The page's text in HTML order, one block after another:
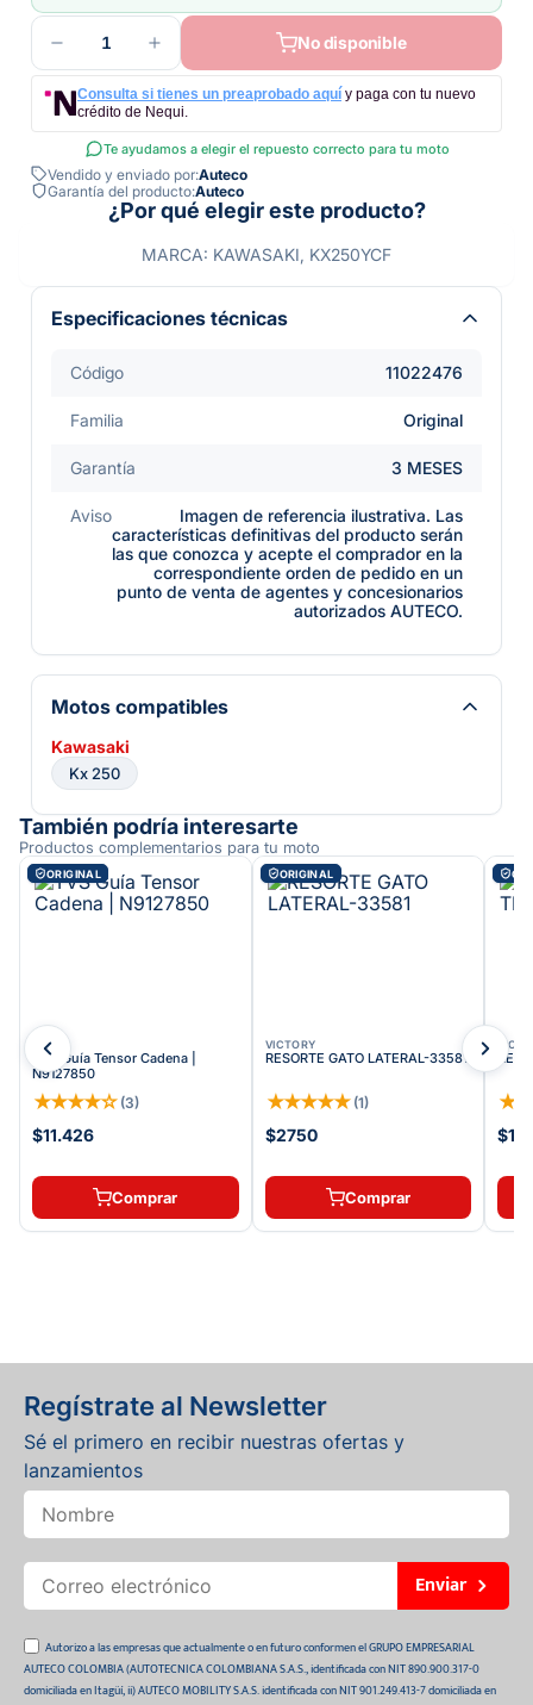
1 No disponible
Consulta si tienes un preaprobado aquí y paga con tu nuevo
crédito de Nequi.
Te ayudamos a elegir el repuesto correcto para tu moto
Vendido y enviado por:Auteco
Garantía del producto:Auteco
¿Por qué elegir este producto?
MARCA: KAWASAKI, KX250YCF
Especificaciones técnicas
Código 11022476
Familia Original
Garantía 3 MESES
Aviso
Imagen de referencia ilustrativa. Las
características definitivas del producto serán
las que conozca y acepte el comprador en la
correspondiente orden de pedido en un
punto de venta de agentes y concesionarios
autorizados AUTECO.
Motos compatibles
Kawasaki
Kx 250
También podría interesarte
Productos complementarios para tu moto
ORIGINAL
TVS
TVS Guía Tensor Cadena |
N9127850
★★★★☆ (3)
$11.426
Comprar
ORIGINAL
VICTORY
RESORTE GATO LATERAL-33581
★★★★★ (1)
$2750
Comprar
★
Regístrate al Newsletter
Sé el primero en recibir nuestras ofertas y
lanzamientos
Enviar
Autorizo a las empresas que actualmente o en futuro conformen el GRUPO EMPRESARIAL
AUTECO COLOMBIA (AUTOTECNICA COLOMBIANA S.A.S., identificada con NIT 890.900.317-0
domiciliada en Itagüí, ii) AUTECO MOBILITY S.A.S. identificada con NIT 901.249.413-7 domiciliada en